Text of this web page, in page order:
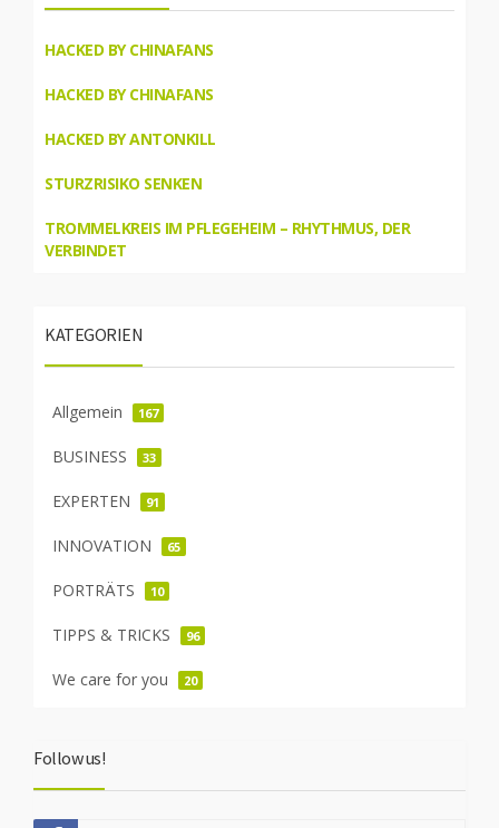
HACKED BY CHINAFANS
HACKED BY CHINAFANS
HACKED BY ANTONKILL
STURZRISIKO SENKEN
TROMMELKREIS IM PFLEGEHEIM – RHYTHMUS, DER
VERBINDET
KATEGORIEN
Allgemein 167
BUSINESS 33
EXPERTEN 91
INNOVATION 65
PORTRÄTS 10
TIPPS & TRICKS 96
We care for you 20
Follow us!